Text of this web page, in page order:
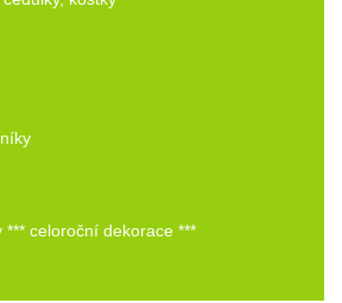
*** celoroční dekorace ***